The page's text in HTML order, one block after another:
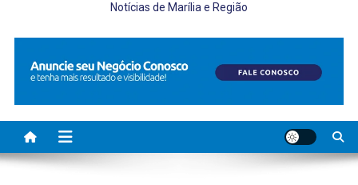
Notícias de Marília e Região